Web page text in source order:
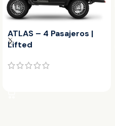
ATLAS – 4 Pasajeros |
Lifted